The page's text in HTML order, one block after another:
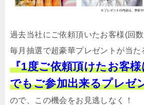
過去当社にご依頼頂いたお客様(回数
毎月抽選で超豪華プレゼントが当た
『1度ご依頼頂けたお客
でもご参加出来るプレゼ
ので、この機会をお見逃しなく！